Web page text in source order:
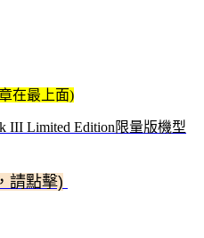
在最上面)
III Limited Edition限量版機型
請點擊)